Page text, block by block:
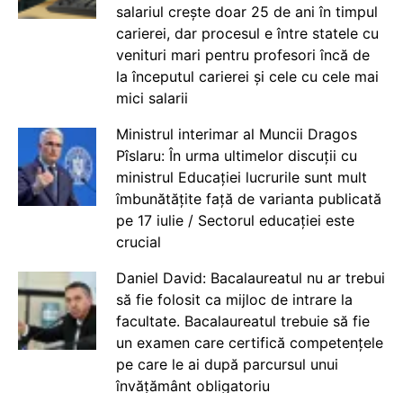
salariul crește doar 25 de ani în timpul
carierei, dar procesul e între statele cu
venituri mari pentru profesori încă de
la începutul carierei și cele cu cele mai
mici salarii
Ministrul interimar al Muncii Dragos
Pîslaru: În urma ultimelor discuții cu
ministrul Educației lucrurile sunt mult
îmbunătățite față de varianta publicată
pe 17 iulie / Sectorul educației este
crucial
Daniel David: Bacalaureatul nu ar trebui
să fie folosit ca mijloc de intrare la
facultate. Bacalaureatul trebuie să fie
un examen care certifică competențele
pe care le ai după parcursul unui
învățământ obligatoriu